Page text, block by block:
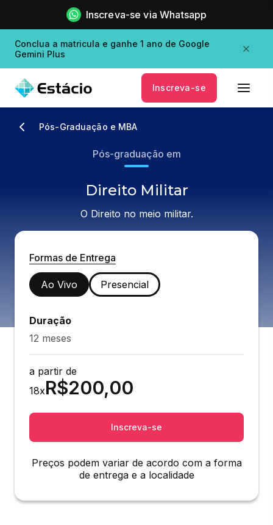
Inscreva-se via Whatsapp
Conclua a matricula e ganhe 1 ano de Google
Gemini Plus
Inscreva-se
Pós-Graduação e MBA
Pós-graduação em
Direito Militar
O Direito no meio militar.
Formas de Entrega
Ao Vivo Presencial
Duração
12 meses
a partir de
18xR$200,00
Inscreva-se
Preços podem variar de acordo com a forma
de entrega e a localidade